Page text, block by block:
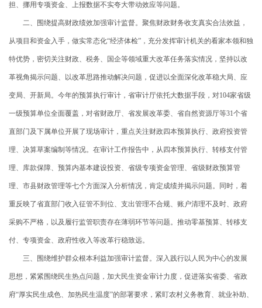
担、挪用专项资金、上报数据不实夸大带动效应等问题。
二、围绕提高财政绩效加强审计监督。聚焦财政财务收支真实合法效益，
从项目和资金入手，做实常态化“经济体检”，充分发挥审计机关的看家本领和独
特优势，密切关注财政、税务、国企等领域重大改革任务落实情况，坚持以改
革视角揭示问题、以改革思路推动解决问题，促进以全面深化改革稳大局、应
变局、开新局。今年的预算执行审计，省审计厅依托大数据手段，对104家省级
一级预算单位全面覆盖，对省财政厅、省发展改革委、省自然资源厅等31个省
直部门及下属单位开展了现场审计，重点关注财政四本预算执行、政府投资管
理、决算草案编制等情况。在审计工作报告中，从四本预算执行、转移支付管
理、库款保障、预算内基本建设投资、省级专项资金管理、省级财政预算管
理、市县财政管理等七个方面深入分析情况，肯定成绩并揭示问题。同时，着
重反映了省直部门收入征管不到位、支出管理不合规、账户清理不及时、政府
采购不严格，以及履行监管职责存在薄弱环节等问题。推动零基预算、转移支
付、专项资金、政府性收入等改革行稳致远。
三、围绕维护群众根本利益加强审计监督。深入践行以人民为中心的发展
思想，紧紧围绕民生热点问题，加大民生资金审计力度，促进落实省委、省政
府“厚实民生成色、加热民生温度”的部署要求，紧盯农村义务教育、就业补助、